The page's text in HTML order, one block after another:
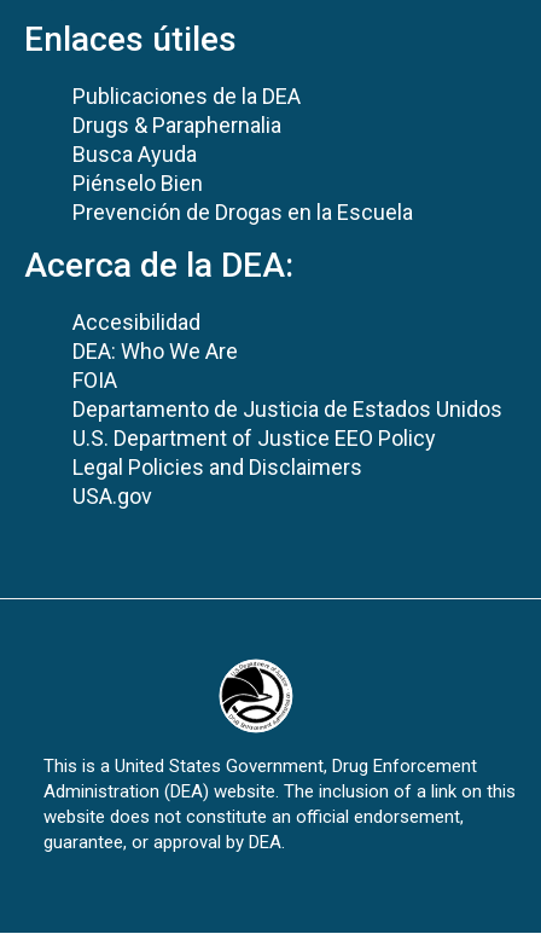
Enlaces útiles
Publicaciones de la DEA
Drugs & Paraphernalia
Busca Ayuda
Piénselo Bien
Prevención de Drogas en la Escuela
Acerca de la DEA:
Accesibilidad
DEA: Who We Are
FOIA
Departamento de Justicia de Estados Unidos
U.S. Department of Justice EEO Policy
Legal Policies and Disclaimers
USA.gov
This is a United States Government, Drug Enforcement
Administration (DEA) website. The inclusion of a link on this
website does not constitute an official endorsement,
guarantee, or approval by DEA.